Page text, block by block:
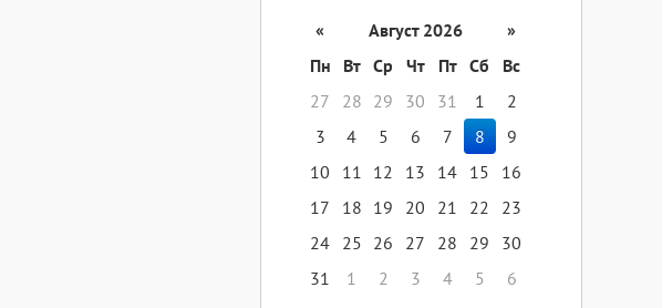
« Август 2026
»
Пн
Вт Ср Чт Пт Сб
Вс
27
28 29 30 31 1
2
3
4 5 6 7 8
9
10
11 12 13 14 15
16
17
18 19 20 21 22
23
24 25 26 27 28 29
30
31
1 2 3 4 5 6